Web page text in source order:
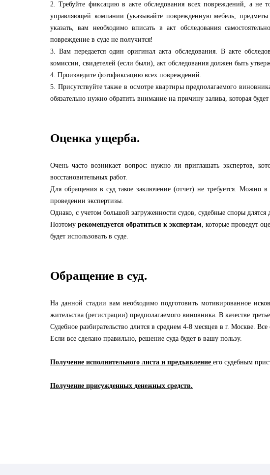
2. Требуйте фиксацию в акте обследования всех повреждений, а не
управляющей компании (указывайте поврежденную мебель,
указать, вам необходимо вписать в акт обследования
повреждение в суде не получится!
3. Вам передается один оригинал акта обследования. В акте
комиссии, свидетелей (если были), акт обследования должен быть
4. Произведите фотофиксацию всех повреждений.
5. Присутствуйте также в осмотре квартиры предполагаемого
обязательно нужно обратить внимание на причину залива, которая будет
Оценка ущерба.
Очень часто возникает вопрос: нужно ли приглашать экспертов,
восстановительных работ.
Для обращения в суд такое заключение (отчет) не требуется. Можно в
проведении экспертизы.
Однако, с учетом большой загруженности судов, судебные споры длятся
Поэтомурекомендуется обратиться к экспертам, которые проведут
будет использовать в суде.
Обращение в суд.
На данной стадии вам необходимо подготовить мотивированное
жительства (регистрации) предполагаемого виновника. В качестве
Судебное разбирательство длится в среднем 4-8 месяцев в г. Москве.
Если все сделано правильно, решение суда будет в вашу пользу.
Получение исполнительного листа и предъявление его судебным
Получение присужденных денежных средств.